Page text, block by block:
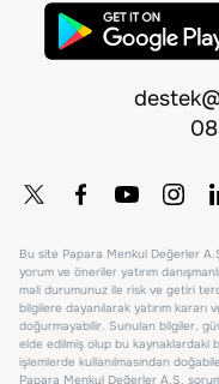
Bu site Papara Menkul Değerler
yorum ve öneriler yatırım
mali durumunuz ile risk ve getiri
bilgilere dayanılarak yatırım
doğurmayabilir. Sunulan bilgiler,
elde edilmiş olup bu kaynaklardaki
işlemlerde kullanılmasından
Papara Menkul Değerler A.Ş.